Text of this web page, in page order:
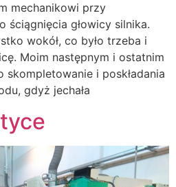
mechaniko­wi przy
ściągnięcia głowicy silnika.
wokół, co było trzeba i
Moim następnym i ostatnim
skompletowanie i poskładania
gdyż jechała